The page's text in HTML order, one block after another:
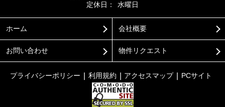
定休日：
水曜日
ホーム 会社概要
お問い合わせ 物件リクエスト
プライバシーポリシー 利用規約 アクセスマップ PCサイト